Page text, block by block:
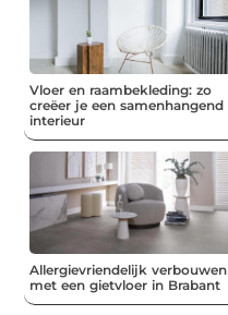
Vloer en raambekleding: zo
creëer je een samenhangend
interieur
Allergievriendelijk verbouwen
met een gietvloer in Brabant